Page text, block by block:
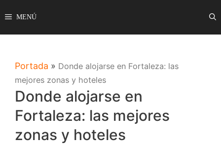
al
contenido
MENÚ
Portada » Donde alojarse en Fortaleza: las
mejores zonas y hoteles
Donde alojarse en
Fortaleza: las mejores
zonas y hoteles